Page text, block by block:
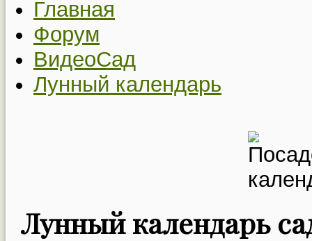
Главная
Форум
ВидеоСад
Лунный календарь
Лунный календарь